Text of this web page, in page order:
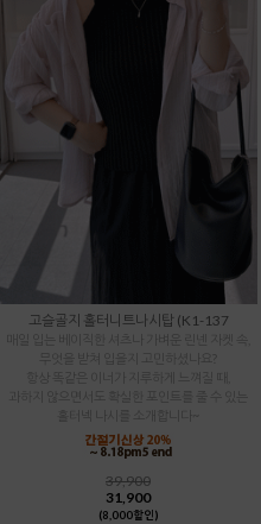
고슬골지 홀터니트나시탑 (K1-137
무엇을 받쳐 입을지 고민하셨나요?
항상 똑같은 이너가 지루하게 느껴질 때,
과하지 않으면서도 확실한 포인트를 줄 수 있는
홀터넥 나시를 소개합니다~
39,900
31,900
(8,000할인)